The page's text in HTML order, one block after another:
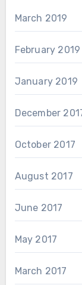
March 2019
February 2019
January 2019
December
October 2017
August 2017
June 2017
May 2017
March 2017